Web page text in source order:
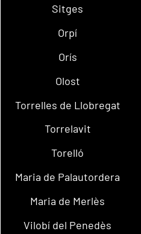
Sitges
Orpí
Orís
Olost
Torrelles de Llobregat
Torrelavit
Torelló
Maria de Palautordera
Maria de Merlès
Vilobí del Penedès